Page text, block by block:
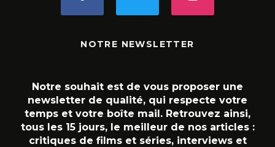
NOTRE NEWSLETTER
Notre souhait est de vous proposer une
newsletter de qualité, qui respecte votre
temps et votre boîte mail. Retrouvez ainsi,
tous les 15 jours, le meilleur de nos articles :
critiques de films et séries, interviews et